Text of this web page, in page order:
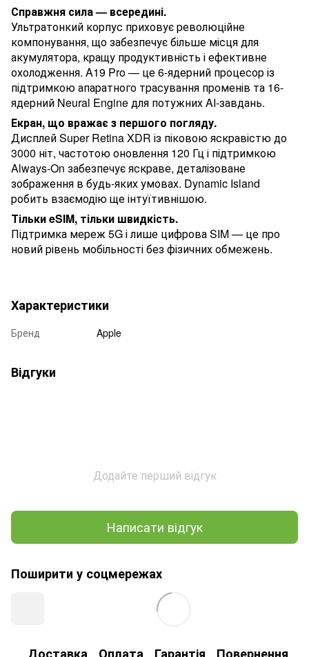
Справжня сила — всередині.
Ультратонкий корпус приховує революційне
компонування, що забезпечує більше місця для
акумулятора, кращу продуктивність і ефективне
охолодження. A19 Pro — це 6-ядерний процесор із
підтримкою апаратного трасування променів та 16-
ядерний Neural Engine для потужних AI-завдань.
Екран, що вражає з першого погляду.
Дисплей Super Retina XDR із піковою яскравістю до
3000 ніт, частотою оновлення 120 Гц і підтримкою
Always-On забезпечує яскраве, деталізоване
зображення в будь-яких умовах. Dynamic Island
робить взаємодію ще інтуїтивнішою.
Тільки eSIM, тільки швидкість.
Підтримка мереж 5G і лише цифрова SIM — це про
новий рівень мобільності без фізичних обмежень.
Характеристики
Бренд Apple
Відгуки
Додайте перший відгук
Написати відгук
Поширити у соцмережах